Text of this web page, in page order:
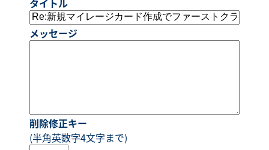
タイトル
メッセージ
削除修正キー
(半角英数字4文字まで)